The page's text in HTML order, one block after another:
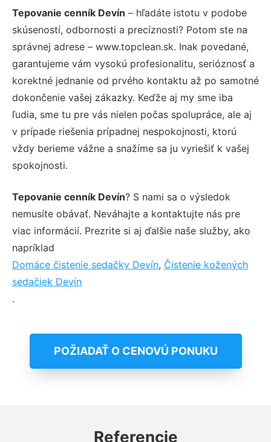
Tepovanie cenník Devín – hľadáte istotu v podobe
skúseností, odbornosti a precíznosti? Potom ste na
správnej adrese – www.topclean.sk. Inak povedané,
garantujeme vám vysokú profesionalitu, serióznosť a
korektné jednanie od prvého kontaktu až po samotné
dokončenie vašej zákazky. Keďže aj my sme iba
ľudia, sme tu pre vás nielen počas spolupráce, ale aj
v prípade riešenia prípadnej nespokojnosti, ktorú
vždy berieme vážne a snažíme sa ju vyriešiť k vašej
spokojnosti.
Tepovanie cenník Devín? S nami sa o výsledok
nemusíte obávať. Neváhajte a kontaktujte nás pre
viac informácií. Prezrite si aj ďalšie naše služby, ako
napríklad
Domáce čistenie sedačky Devín, Čistenie kožených
sedačiek Devín
.
POŽIADAŤ O CENOVÚ PONUKU
Referencie